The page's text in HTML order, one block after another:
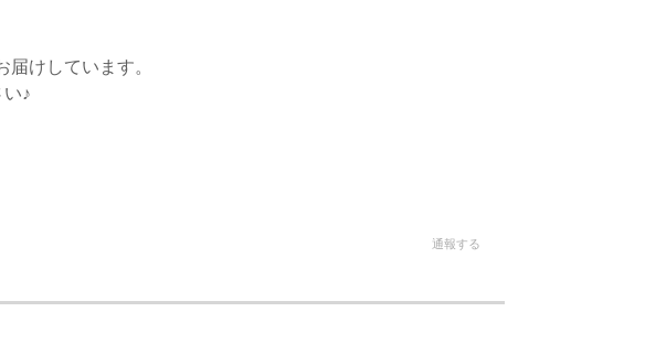
けしています。
♪
通報する